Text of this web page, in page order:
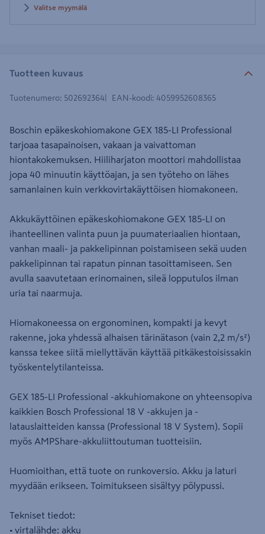
Valitse myymälä
Tuotteen kuvaus
Tuotenumero: 502692364 EAN-koodi: 4059952608365
Boschin epäkeskohiomakone GEX 185-LI Professional
tarjoaa tasapainoisen, vakaan ja vaivattoman
hiontakokemuksen. Hiiliharjaton moottori mahdollistaa
jopa 40 minuutin käyttöajan, ja sen työteho on lähes
samanlainen kuin verkkovirtakäyttöisen hiomakoneen.
Akkukäyttöinen epäkeskohiomakone GEX 185-LI on
ihanteellinen valinta puun ja puumateriaalien hiontaan,
vanhan maali- ja pakkelipinnan poistamiseen sekä uuden
pakkelipinnan tai rapatun pinnan tasoittamiseen. Sen
avulla saavutetaan erinomainen, sileä lopputulos ilman
uria tai naarmuja.
Hiomakoneessa on ergonominen, kompakti ja kevyt
rakenne, joka yhdessä alhaisen tärinätason (vain 2,2 m/s²)
kanssa tekee siitä miellyttävän käyttää pitkäkestoisissakin
työskentelytilanteissa.
GEX 185-LI Professional -akkuhiomakone on yhteensopiva
kaikkien Bosch Professional 18 V -akkujen ja -
latauslaitteiden kanssa (Professional 18 V System). Sopii
myös AMPShare-akkuliittoutuman tuotteisiin.
Huomioithan, että tuote on runkoversio. Akku ja laturi
myydään erikseen. Toimitukseen sisältyy pölypussi.
Tekniset tiedot:
• virtalähde: akku